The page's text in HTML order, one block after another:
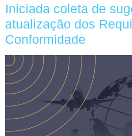
Iniciada coleta de
atualização dos
Conformidade